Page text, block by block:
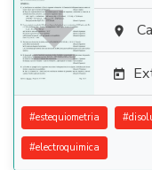
 

#estequiometria #
#electroquimica